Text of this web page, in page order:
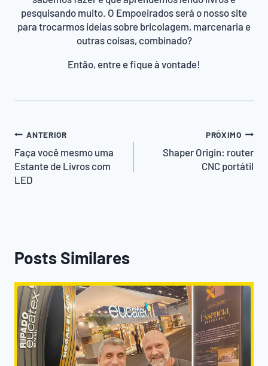
pesquisando muito. O Empoeirados será o nosso site
para trocarmos ideias sobre bricolagem, marcenaria e
outras coisas, combinado?
Então, entre e fique à vontade!
Navegação
de
Post
ANTERIOR
Faça você mesmo uma
Estante de Livros com
LED
PRÓXIMO
Shaper Origin: router
CNC portátil
Posts Similares